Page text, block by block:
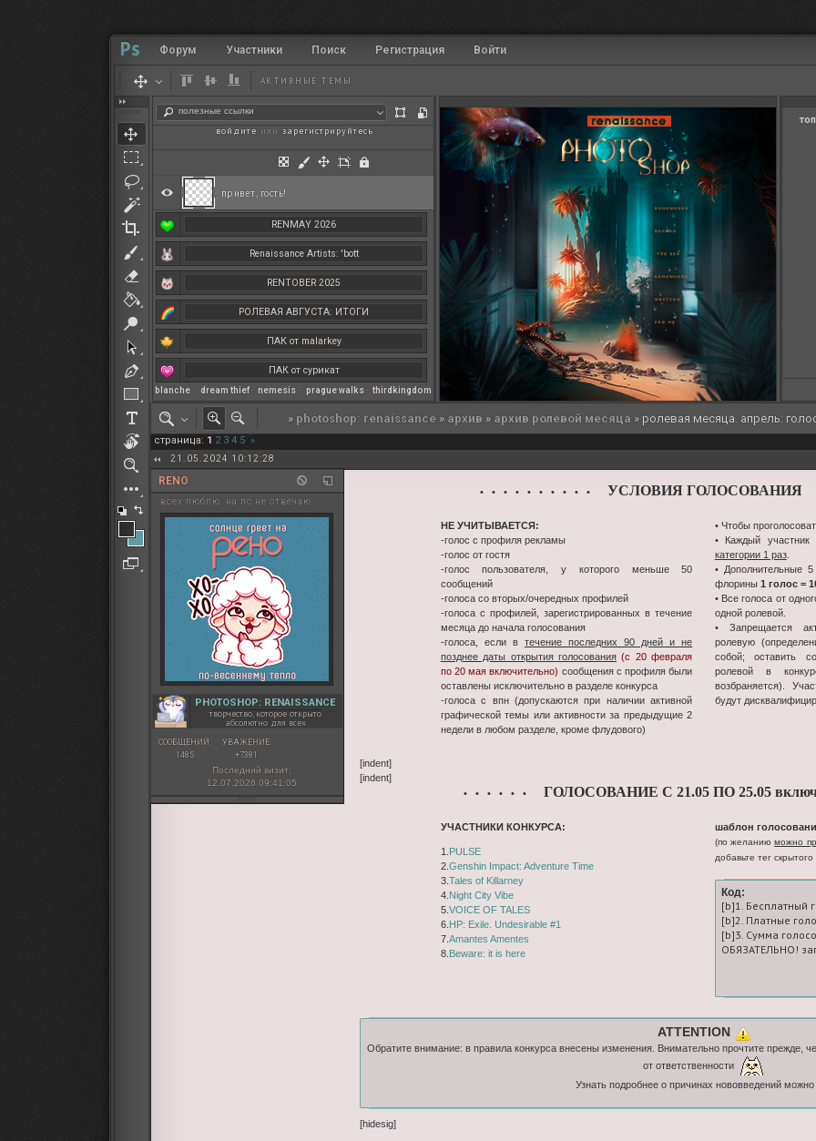
RENMAY 2026
Renaissance Artists: 'bott
RENTOBER 2025
РОЛЕВАЯ АВГУСТА: ИТОГИ
ПАК от malarkey
ПАК от сурикат
РЕНМАЙ
РОЛЕВАЯ МАРТА: ИТОГИ
полезные ссылки
blanche– dream thief– nemesis– prague walks– thirdkingdom
Форум Участники Поиск Регистрация Войти
АКТИВНЫЕ ТЕМЫ
привет, гость!
войдите или зарегистрируйтесь
» photoshop: renaissance » архив » архив ролевой месяца » ролевая месяца. апрель:
страница: 1 2 3 4 5 »
21.05.2024 10:12:28
RENO
всех люблю. на лс не отвечаю
PHOTOSHOP: RENAISSANCE
творчество, которое открыто
абсолютно для всех
СООБЩЕНИЙ:
1485
УВАЖЕНИЕ:
+7381
Последний визит:
12.07.2026 09:41:05
• • • • • • • • • • УСЛОВИЯ ГОЛОСОВАНИЯ
НЕ УЧИТЫВАЕТСЯ:
-голос с профиля рекламы
-голос от гостя
-голос пользователя, у которого меньше 50
сообщений
-голоса со вторых/очередных профилей
-голоса с профилей, зарегистрированных в течение
месяца до начала голосования
-голоса, если в течение последних 90 дней и не
позднее даты открытия голосования (с 20 февраля
по 20 мая включительно) сообщения с профиля были
оставлены исключительно в разделе конкурса
-голоса с впн (допускаются при наличии активной
графической темы или активности за предыдущие 2
недели в любом разделе, кроме флудового)
• Чтобы
• Каждый участник
категории 1 раз.
• Дополнительные
флорины 1 голос =
• Все голоса от
одной ролевой.
• Запрещается
ролевую
собой; оставить
ролевой в
возбраняется).
будут
[indent]
[indent]
• • • • • •
ГОЛОСОВАНИЕ С 21.05 ПО 25.05
УЧАСТНИКИ КОНКУРСА:
1. PULSE
2.Genshin Impact: Adventure Time
3.Tales of Killarney
4.Night City Vibe
5.VOICE OF TALES
6. HP: Exile. Undesirable #1
7.Amantes Amentes
8. Beware: it is here
шаблон
(по желаниюможно
добавьте тег скрытого
Код:
[b]1. Бесплатный
[b]2. Платные
[b]3. Сумма
ОБЯЗАТЕЛЬНО!
ATTENTION
Обратите внимание: в правила конкурса внесены изменения. Внимательно прочтите прежде,
от ответственности
Узнать подробнее о причинах нововведений
[hidesig]